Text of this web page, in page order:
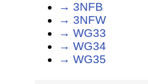
→ 3NFB
→ 3NFW
→ WG33
→ WG34
→ WG35